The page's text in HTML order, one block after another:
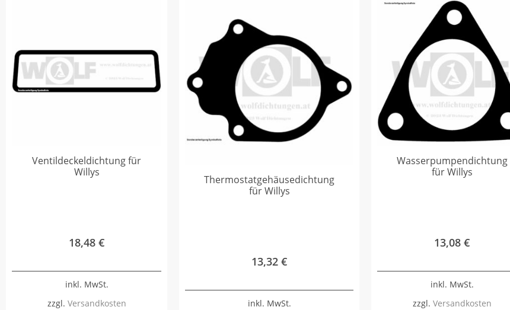
Ventildeckeldichtung für
Willys
18,48 €
inkl. MwSt.
zzgl. Versandkosten
Thermostatgehäusedichtung
für Willys
13,32 €
inkl. MwSt.
Wasserpumpendichtung
für Willys
13,08 €
inkl. MwSt.
zzgl. Versandkosten